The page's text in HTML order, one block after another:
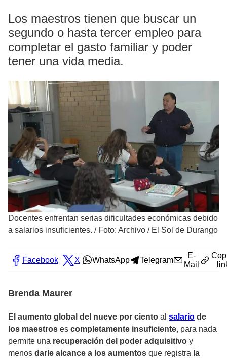
Los maestros tienen que buscar un
segundo o hasta tercer empleo para
completar el gasto familiar y poder
tener una vida media.
Docentes enfrentan serias dificultades económicas debido
a salarios insuficientes. / Foto: Archivo / El Sol de Durango
Facebook X WhatsApp Telegram
E-
Mail
Brenda Maurer
El aumento global del nueve por ciento al salario de
los maestros es completamente insuficiente, para nada
permite una recuperación del poder adquisitivo y
menos darle alcance a los aumentos que registra la